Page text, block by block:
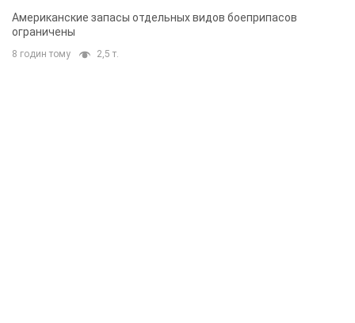
Американские запасы отдельных видов боеприпасов
ограничены
8 годин тому 2,5 т.